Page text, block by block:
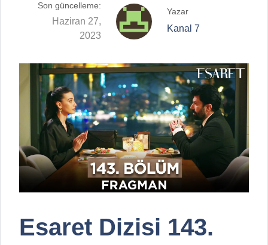
Son güncelleme:
Haziran 27,
2023
Yazar
Kanal 7
Esaret Dizisi 143.